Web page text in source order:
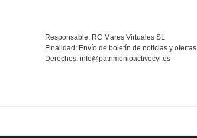
Responsable: RC Mares Virtuales SL
Finalidad: Envío de boletín de noticias y ofertas
Derechos: info@patrimonioactivocyl.es